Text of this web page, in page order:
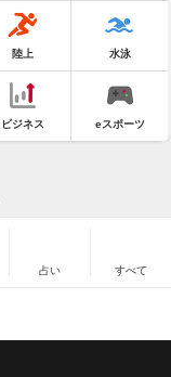
陸上 水泳
ビジネス eスポーツ
占い すべて